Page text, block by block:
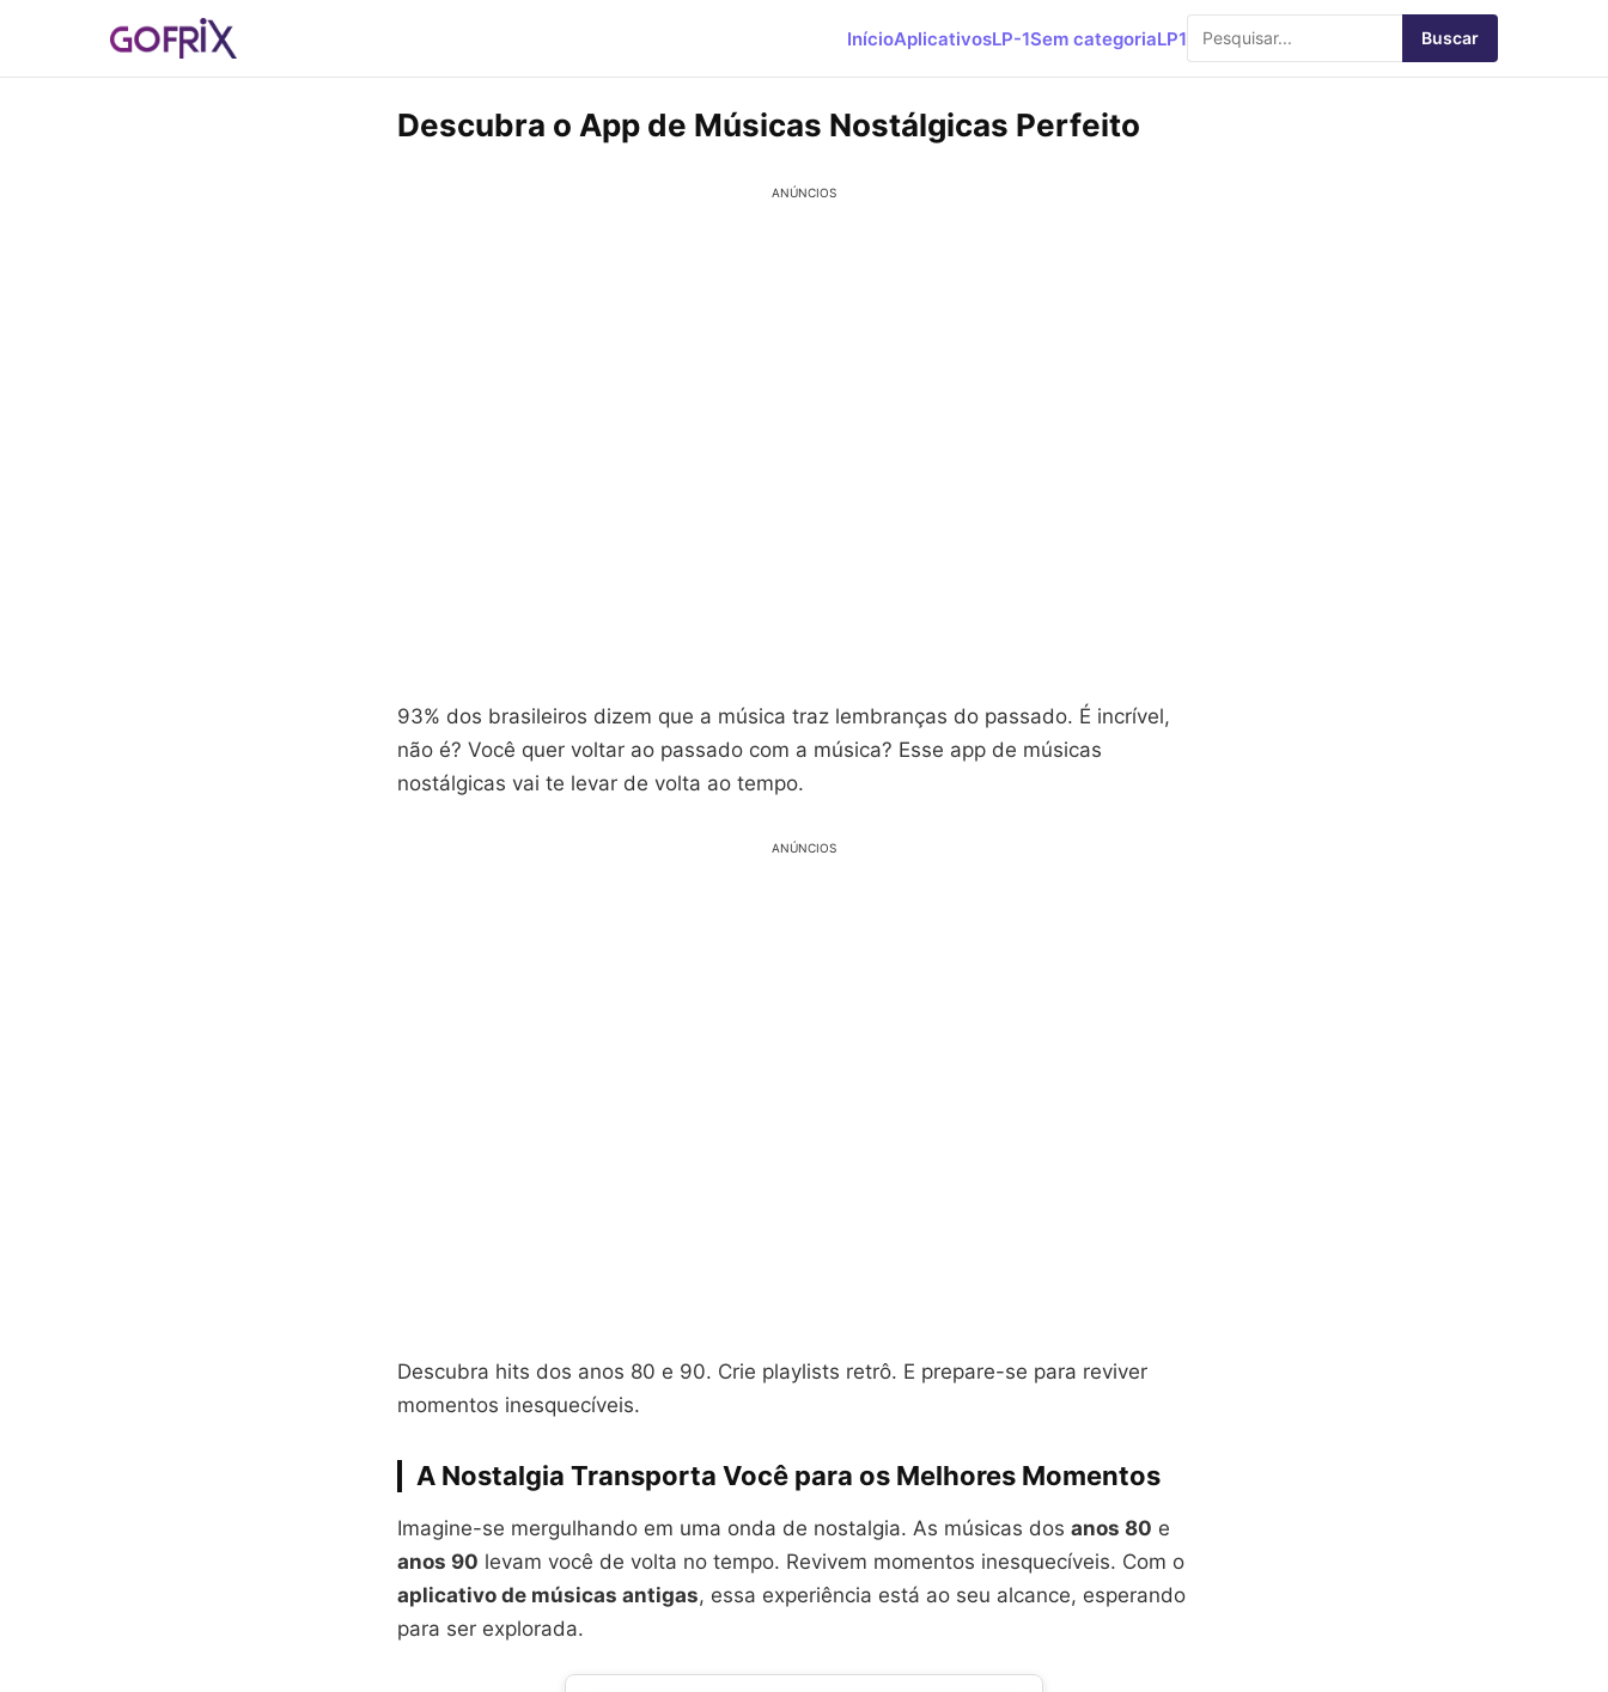
InícioAplicativosLP-1Sem categoriaLP1 Buscar
Descubra o App de Músicas Nostálgicas Perfeito
ANÚNCIOS
93% dos brasileiros dizem que a música traz lembranças do passado. É incrível,
não é? Você quer voltar ao passado com a música? Esse app de músicas
nostálgicas vai te levar de volta ao tempo.
ANÚNCIOS
Descubra hits dos anos 80 e 90. Crie playlists retrô. E prepare-se para reviver
momentos inesquecíveis.
A Nostalgia Transporta Você para os Melhores Momentos
Imagine-se mergulhando em uma onda de nostalgia. As músicas dos anos 80 e
anos 90 levam você de volta no tempo. Revivem momentos inesquecíveis. Com o
aplicativo de músicas antigas, essa experiência está ao seu alcance, esperando
para ser explorada.